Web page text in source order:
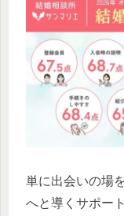
単に出会いの場
へと導くサポー